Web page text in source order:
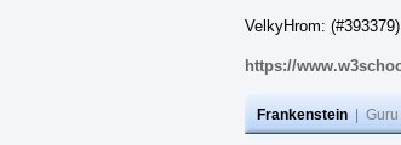
VelkyHrom:
https://
Frankenstein